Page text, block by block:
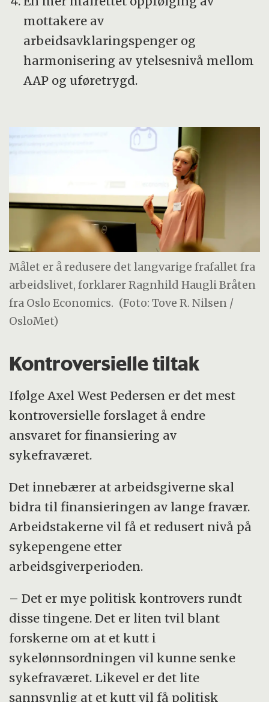
men mindre kunnskap om
Oppfølgingen av mottakere av
arbeidsavklaringspenger fungerer ikke
innrettet med tanke på at arbeidsevnen
mottakere av
arbeidsavklaringspenger og
harmonisering av ytelsesnivå mellom
AAP og uføretrygd.
Målet er å redusere det langvarige frafallet fra
arbeidslivet, forklarer Ragnhild Haugli Bråten
fra Oslo Economics. (Foto: Tove R. Nilsen /
OsloMet)
Kontroversielle tiltak
Ifølge Axel West Pedersen er det mest
kontroversielle forslaget å endre
ansvaret for finansiering av
sykefraværet.
Det innebærer at arbeidsgiverne skal
bidra til finansieringen av lange fravær.
Arbeidstakerne vil få et redusert nivå på
sykepengene etter
arbeidsgiverperioden.
– Det er mye politisk kontrovers rundt
disse tingene. Det er liten tvil blant
forskerne om at et kutt i
sykelønnsordningen vil kunne senke
sykefraværet. Likevel er det lite
sannsynlig at et kutt vil få politisk